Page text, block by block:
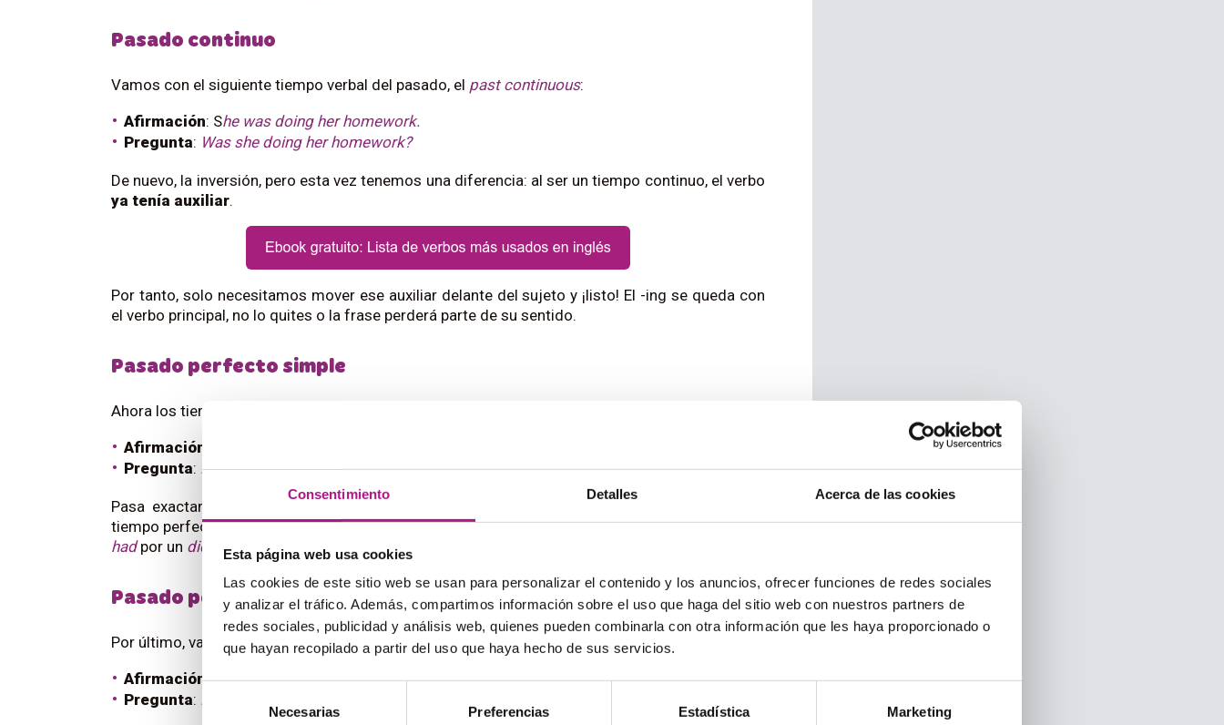
Consentimiento Detalles Acerca de las cookies
Esta página web usa cookies
Las cookies de este sitio web se usan para personalizar el contenido y los anuncios, ofrecer funciones de redes sociales
y analizar el tráfico. Además, compartimos información sobre el uso que haga del sitio web con nuestros partners de
redes sociales, publicidad y análisis web, quienes pueden combinarla con otra información que les haya proporcionado o
que hayan recopilado a partir del uso que haya hecho de sus servicios.
Necesarias Preferencias Estadística Marketing
Pasado continuo
Vamos con el siguiente tiempo verbal del pasado, el past continuous:
Afirmación: She was doing her homework.
Pregunta: Was she doing her homework?
De nuevo, la inversión, pero esta vez tenemos una diferencia: al ser un tiempo continuo, el verbo
ya tenía auxiliar.
Por tanto, solo necesitamos mover ese auxiliar delante del sujeto y ¡listo! El -ing se queda con
el verbo principal, no lo quites o la frase perderá parte de su sentido.
Pasado perfecto simple
Ahora los tiempos perfectos, primero el
Afirmación
Pregunta: Had she done her homework?
Pasa exactamente lo mismo que con el caso anterior, solo que esta vez el auxiliar era de
tiempo perfecto. Recuerda quesiempredebemos respetar el tiempo verbal y nunca cambiar un
hadpor un did , ya que cambiaríamos el sentido de la frase.
Pasado perfecto continuo
Por último, vamos con elpast perfect continuous:
Afirmación: She had been doing her homework.
Pregunta: Had she been doing her homework?